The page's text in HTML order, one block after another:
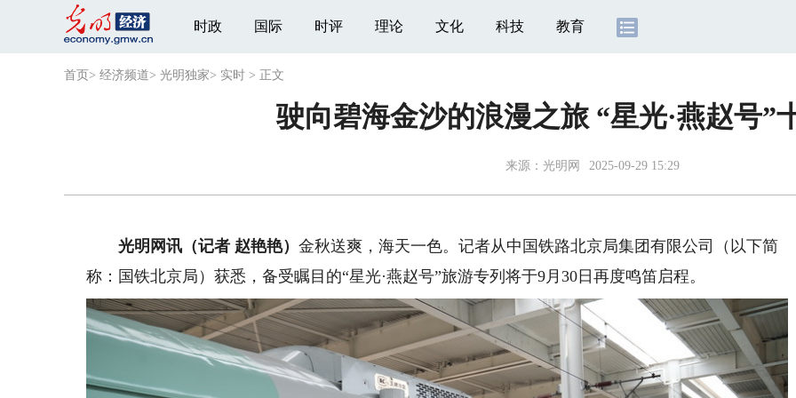
时政 国际 时评 理论 文化 科技 教育
首页 > 经济频道> 光明独家> 实时 > 正文
驶向碧海金沙的浪漫之旅 “星光·燕赵号”
来源： 光明网 2025-09-29 15:29
光明网讯（记者 赵艳艳）金秋送爽，海天一色。记者从中国铁路北京局集团有限公司（以下简
称：国铁北京局）获悉，备受瞩目的“星光·燕赵号”旅游专列将于9月30日再度鸣笛启程。